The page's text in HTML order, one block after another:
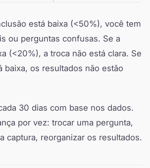
está baixa (<50%), você tem
ou perguntas confusas. Se a
(<20%), a troca não está clara. Se
baixa, os resultados não estão
30 dias com base nos dados.
por vez: trocar uma pergunta,
captura, reorganizar os resultados.